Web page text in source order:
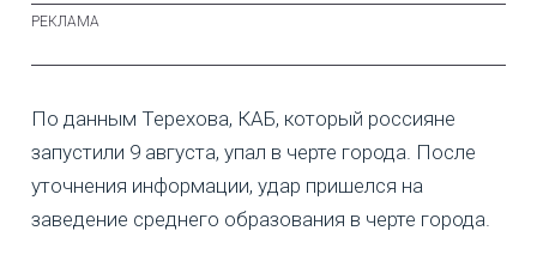
По данным Терехова, КАБ, который россияне
запустили 9 августа, упал в черте города. После
уточнения информации, удар пришелся на
заведение среднего образования в черте города.